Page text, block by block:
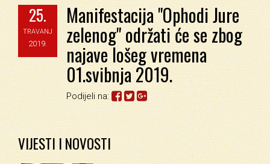
25.
TRAVANJ
2019.
Manifestacija "Ophodi Jure
zelenog" održati će se zbog
najave lošeg vremena
01.svibnja 2019.
Podijeli na:
VIJESTI I NOVOSTI